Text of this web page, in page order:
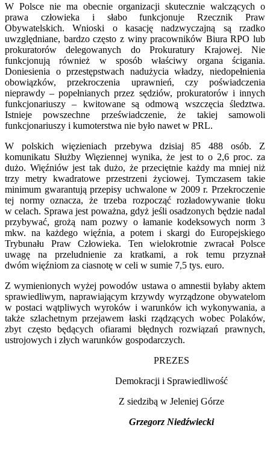
W Polsce nie ma obecnie organizacji skutecznie walczących o
prawa człowieka i słabo funkcjonuje Rzecznik Praw
Obywatelskich. Wnioski o kasację nadzwyczajną są rzadko
uwzględniane, bardzo często z winy pracowników Biura RPO lub
prokuratorów delegowanych do Prokuratury Krajowej. Nie
funkcjonują również w sposób właściwy organa ścigania.
Doniesienia o przestępstwach nadużycia władzy, niedopełnienia
obowiązków, przekroczenia uprawnień, czy poświadczenia
nieprawdy – popełnianych przez sędziów, prokuratorów i innych
funkcjonariuszy – kwitowane są odmową wszczęcia śledztwa.
Istnieje powszechne przeświadczenie, że takiej samowoli
funkcjonariuszy i kumoterstwa nie było nawet w PRL.
W polskich więzieniach przebywa dzisiaj 85 488 osób. Z
komunikatu Służby Więziennej wynika, że jest to o 2,6 proc. za
dużo. Więźniów jest tak dużo, że przeciętnie każdy ma mniej niż
trzy metry kwadratowe przestrzeni życiowej. Tymczasem takie
minimum gwarantują przepisy uchwalone w 2009 r. Przekroczenie
tej normy oznacza, że trzeba rozpocząć rozładowywanie tłoku
w celach. Sprawa jest poważna, gdyż jeśli osadzonych będzie nadal
przybywać, grożą nam pozwy o łamanie kodeksowych norm 3
mkw. na każdego więźnia, a potem i skargi do Europejskiego
Trybunału Praw Człowieka. Ten wielokrotnie zwracał Polsce
uwagę na przeludnienie za kratkami, a rok temu przyznał
dwóm więźniom za ciasnotę w celi w sumie 7,5 tys. euro.
Z wymienionych wyżej powodów ustawa o amnestii byłaby aktem
sprawiedliwym, naprawiającym krzywdy wyrządzone obywatelom
w postaci wątpliwych wyroków i warunków ich wykonywania, a
także szlachetnym przejawem łaski rządzących wobec Polaków,
zbyt często będących ofiarami błędnych rozwiązań prawnych,
ustrojowych i złych warunków gospodarczych.
PREZES
Demokracji i Sprawiedliwość
Z siedzibą w Jeleniej Górze
Grzegorz Niedźwiecki